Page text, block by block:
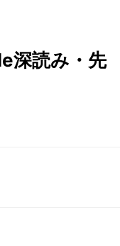
深読み・先